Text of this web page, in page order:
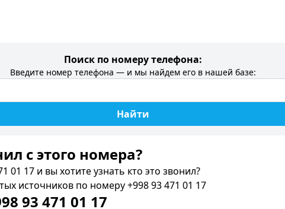
Поиск по номеру телефона:
Введите номер телефона — и мы найдем его в нашей базе:
Найти
c этого номера?
01 17 и вы хотите узнать кто это звонил?
источников по номеру +998 93 471 01 17
93 471 01 17